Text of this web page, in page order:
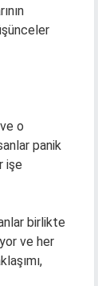
o
panik
işe
birlikte
ve her